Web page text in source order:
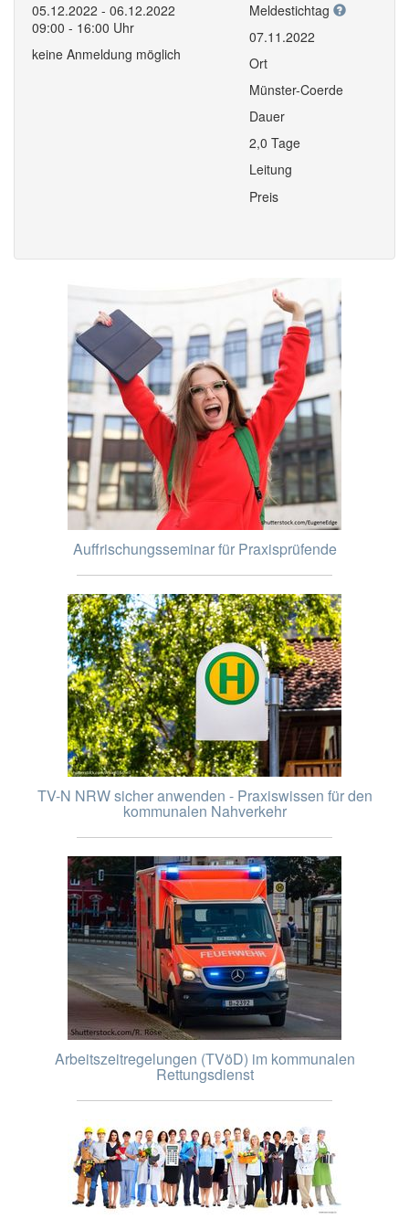
05.12.2022 - 06.12.2022
09:00 - 16:00 Uhr
keine Anmeldung möglich
Meldestichtag
07.11.2022
Ort
Münster-Coerde
Dauer
2,0 Tage
Leitung
Preis
Auffrischungsseminar für Praxisprüfende
TV-N NRW sicher anwenden - Praxiswissen für den
kommunalen Nahverkehr
Arbeitszeitregelungen (TVöD) im kommunalen
Rettungsdienst